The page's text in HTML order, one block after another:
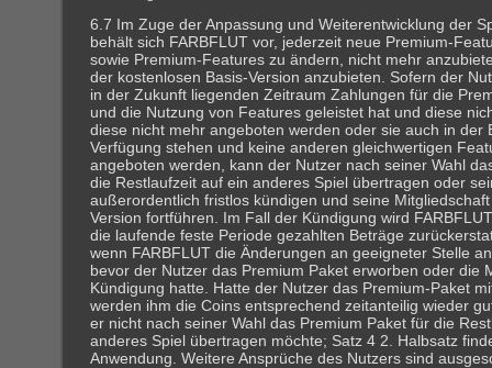
6.7 Im Zuge der Anpassung und Weiterentwicklung der
behält sich FARBFLUT vor, jederzeit neue Premium-
sowie Premium-Features zu ändern, nicht mehr
der kostenlosen Basis-Version anzubieten. Sofern der
in der Zukunft liegenden Zeitraum Zahlungen für die
und die Nutzung von Features geleistet hat und diese
diese nicht mehr angeboten werden oder sie auch in der
Verfügung stehen und keine anderen gleichwertigen
angeboten werden, kann der Nutzer nach seiner Wahl
die Restlaufzeit auf ein anderes Spiel übertragen oder
außerordentlich fristlos kündigen und seine
Version fortführen. Im Fall der Kündigung wird
die laufende feste Periode gezahlten Beträge
wenn FARBFLUT die Änderungen an geeigneter Stelle
bevor der Nutzer das Premium Paket erworben oder die
Kündigung hatte. Hatte der Nutzer das Premium-Paket
werden ihm die Coins entsprechend zeitanteilig wieder
er nicht nach seiner Wahl das Premium Paket für die
anderes Spiel übertragen möchte; Satz 4 2. Halbsatz
Anwendung. Weitere Ansprüche des Nutzers sind